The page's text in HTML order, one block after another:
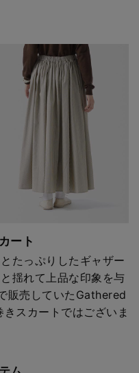
ート
たっぷりしたギャザー
揺れて上品な印象を与
販売していたGathered
スカートではございま